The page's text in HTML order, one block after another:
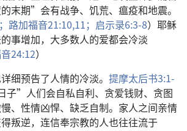
的末期” 会有战争、 饥荒、 瘟疫和地震。
路加福音21:10,11； 启示录6:3-8） 耶稣
的事增加， 大多数人的爱都会冷淡
24:12）
详细预告了人情的冷淡。 提摩太后书3:1-
子” 人们会自私自利、 贪爱钱财、 贪图
、 性情凶悍、 缺乏自制。 家人之间亲情
得叛逆， 连信奉宗教的人也往往流于